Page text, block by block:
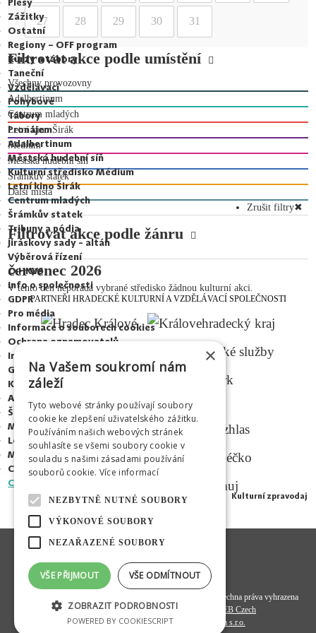
Zážitky
Ostatní
Regiony – OFF program
Kurzy a tábory
Taneční
Vzdělávací
Pohybové
Tábory
Pronájem
Adalbertinum
Městská hudební síň
Kulturní středisko Médium
Letní kino Širák
Centrum mladých
Šrámkův statek
Tribuny a pódia
Jiráskovy sady - altán
Výběrová řízení
O HKVS
Info o společnosti
GDPR
Pro média
Informace o souborech cookies
Ochrana oznamovatelů
Informace podle zákona 106/1999Sb
Galerie
Kontakty
Adalbertinum
Šrámkův statek
Městská hudební síň
Letní kino Širák
Médium
Centrum mladých
CZ
Kulturní zpravodaj
27 28 29 30 31
Filtrovat akce podle umístění
Všechny provozovny
Adalbertinum
Centrum mladých
Letní kino Širák
Medium
Městská hudební síň
Šrámkův statek
Další místa
Zrušit filtry✖
Filtrovat akce podle žánru
červenec 2026
V tento den nepořádá vybrané středisko žádnou kulturní akci.
PARTNEŘI HRADECKÉ KULTURNÍ A VZDĚLÁVACÍ SPOLEČNOSTI
MEDIÁLNÍ PARTNEŘI
- všechna práva vyhrazena
Programový kód a datová struktura:
OMEGA WEB Czech
Design a koncept:FiftyFifty kreativní agentura s.r.o.
×
Na Vašem soukromí nám
záleží
Tyto webové stránky používají soubory
cookie ke zlepšení uživatelského zážitku.
Používáním našich webových stránek
souhlasíte se všemi soubory cookie v
souladu s našimi zásadami používání
souborů cookie. Více informací
NEZBYTNĚ NUTNÉ SOUBORY
VÝKONOVÉ SOUBORY
NEZAŘAZENÉ SOUBORY
VŠE PŘIJMOUT VŠE ODMÍTNOUT
ZOBRAZIT PODROBNOSTI
POWERED BY COOKIESCRIPT